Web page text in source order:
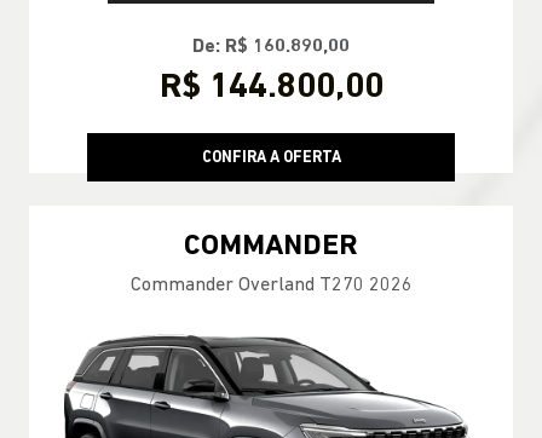
De: R$ 160.890,00
R$ 144.800,00
CONFIRA A OFERTA
COMMANDER
Commander Overland T270 2026